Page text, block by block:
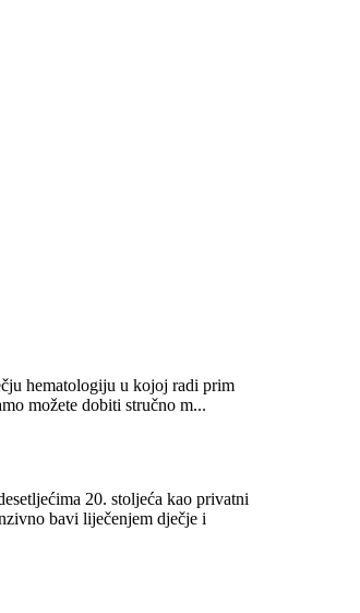
20. stoljeća kao privatni
pacijenata